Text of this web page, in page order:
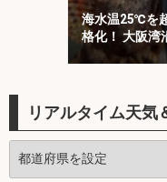
海水温25℃を
格化！ 大阪湾
紹介
リアルタイム天気